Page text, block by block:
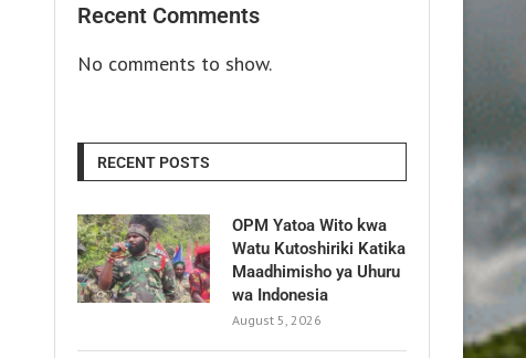
Recent Comments
No comments to show.
RECENT POSTS
OPM Yatoa Wito kwa
Watu Kutoshiriki Katika
Maadhimisho ya Uhuru
wa Indonesia
August 5, 2026